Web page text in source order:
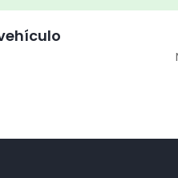
delanteros calefactables
phone box con carga por